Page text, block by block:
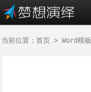
当前位置： 首页> Word模板